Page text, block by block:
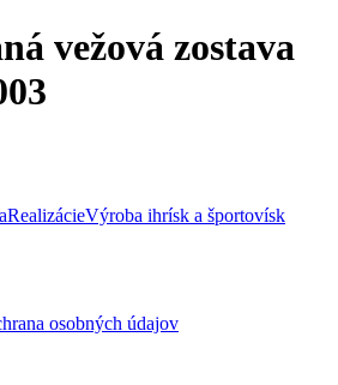
vežová zostava
RealizácieVýroba ihrísk a športovísk
osobných údajov